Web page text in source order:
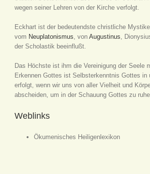
wegen seiner Lehren von der Kirche verfolgt.
Eckhart ist der bedeutendste christliche
vom Neuplatonismus , von Augustinus ,
der Scholastik beeinflußt.
Das Höchste ist ihm die Vereinigung der Seele
Erkennen Gottes ist Selbsterkenntnis Gottes in
erfolgt, wenn wir uns von aller Vielheit und
abscheiden, um in der Schauung Gottes zu
Weblinks
Ökumenisches Heiligenlexikon